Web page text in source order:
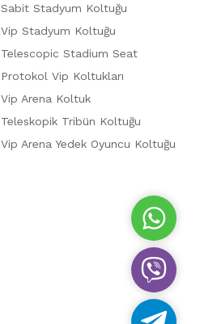
Sabit Stadyum Koltuğu
Vip Stadyum Koltuğu
Telescopic Stadium Seat
Protokol Vip Koltukları
Vip Arena Koltuk
Teleskopik Tribün Koltuğu
Vip Arena Yedek Oyuncu Koltuğu
W
h
a
t
s
A
p
V
i
b
e
T